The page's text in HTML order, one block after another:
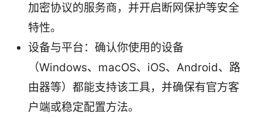
加密协议的服务商，并开启断网保护等安全
特性。
设备与平台：确认你使用的设备
（Windows、macOS、iOS、Android、路
由器等）都能支持该工具，并确保有官方客
户端或稳定配置方法。